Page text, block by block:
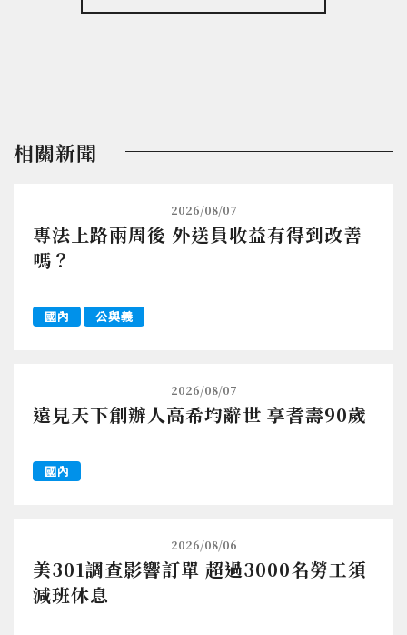
相關新聞
2026/08/07
專法上路兩周後 外送員收益有得到改善
嗎？
國內 公與義
2026/08/07
遠見天下創辦人高希均辭世 享耆壽90歲
國內
2026/08/06
美301調查影響訂單 超過3000名勞工須
減班休息